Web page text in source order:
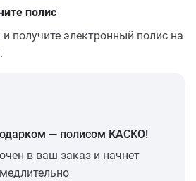
полис
получите электронный полис на
— полисом КАСКО!
в ваш заказ и начнет